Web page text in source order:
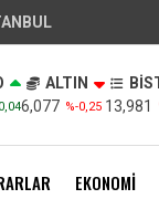
ALTIN
6,077 %-0,25 13,981
EKONOMİ